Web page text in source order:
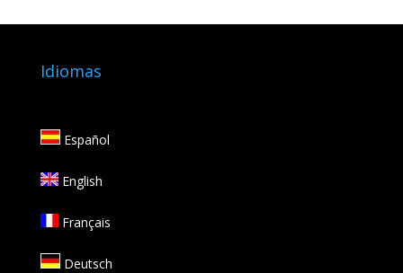
Idiomas
Español
English
Français
Deutsch